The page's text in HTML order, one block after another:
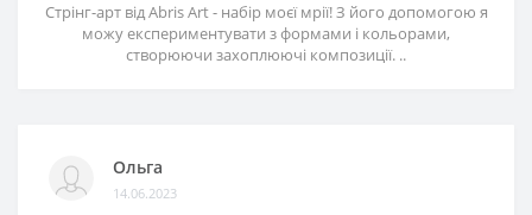
Стрінг-арт від Abris Art - набір моєї мрії! З його допомогою я
можу експериментувати з формами і кольорами,
створюючи захоплюючі композиції. ..
Ольга
14.06.2023